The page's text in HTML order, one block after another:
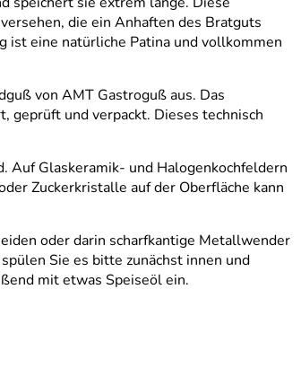
die ein Anhaften des Bratguts
ist eine natürliche Patina und vollkommen
von AMT Gastroguß aus. Das
geprüft und verpackt. Dieses technisch
Auf Glaskeramik- und Halogenkochfeldern
Zuckerkristalle auf der Oberfläche kann
oder darin scharfkantige Metallwender
Sie es bitte zunächst innen und
mit etwas Speiseöl ein.